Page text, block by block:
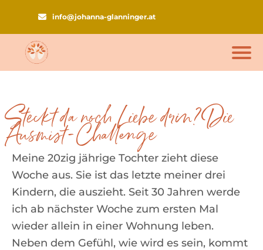
info@johanna-glanninger.at
Steckt da noch Liebe drin? Die
Ausmist-Challenge
Meine 20zig jährige Tochter zieht diese
Woche aus. Sie ist das letzte meiner drei
Kindern, die auszieht. Seit 30 Jahren werde
ich ab nächster Woche zum ersten Mal
wieder allein in einer Wohnung leben.
Neben dem Gefühl, wie wird es sein, kommt